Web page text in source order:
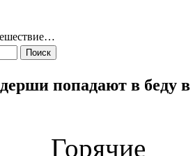
попадают в беду